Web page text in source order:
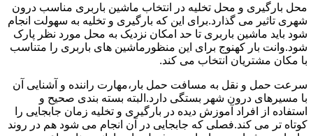
محل بارگیری و محل تخلیه در انتخاب ماشین باربری مناسب درون
شهری تاثیر می گذارد.برای این که بارگیری و تخلیه به سهولت انجام
شود باید ماشین باربری تا حد امکان نزدیک به محل مورد نظر پارک
شود.وانت بار کهنوج برای این منظورماشین های باربری را متناسب
با مکان مشتریان انتخاب می کند.
سرعت حمل و نقل به مسافت حمل بار،مهارت راننده و آشنایی آن
با مسیرهای درون شهر بستگی دارد.البته بسته بندی صحیح و
استفاده از افراد آموزش دیده در بارگیری و تخلیه زمان جابجایی را
کوتاه تر می کند.فصلی که جابجایی در آن انجام می شود هم در روند